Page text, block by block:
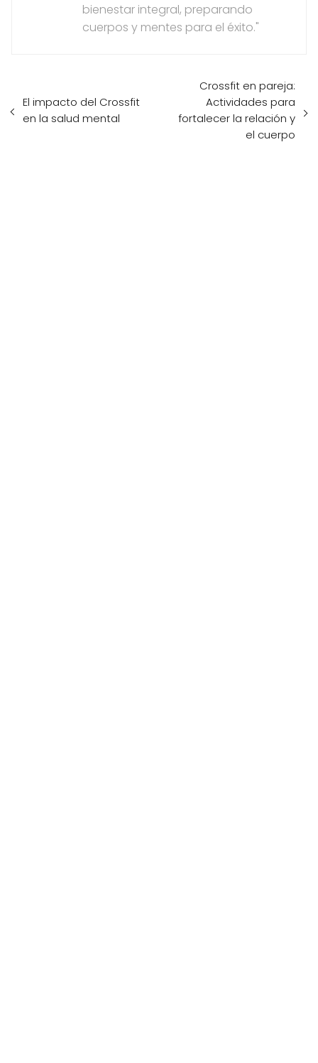
bienestar integral, preparando
cuerpos y mentes para el éxito."
El impacto del Crossfit
en la salud mental
Crossfit en pareja:
Actividades para
fortalecer la relación y
el cuerpo